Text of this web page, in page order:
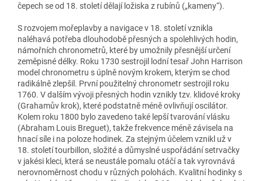
čepech se od 18. století dělají ložiska z rubínů („kameny“).
S rozvojem mořeplavby a navigace v 18. století vznikla
naléhavá potřeba dlouhodobě přesných a spolehlivých hodin,
námořních chronometrů, které by umožnily přesnější určení
zeměpisné délky. Roku 1730 sestrojil lodní tesař John Harrison
model chronometru s úplně novým krokem, kterým se chod
radikálně zlepšil. První použitelný chronometr sestrojil roku
1760. V dalším vývoji přesných hodin vznikly tzv. klidové kroky
(Grahamův krok), které podstatně méně ovlivňují oscilátor.
Kolem roku 1800 bylo zavedeno také lepší tvarování vlásku
(Abraham Louis Breguet), takže frekvence méně závisela na
hnací síle i na poloze hodinek. Za stejným účelem vznikl už v
18. století tourbillon, složité a důmyslné uspořádání setrvačky
v jakési kleci, která se neustále pomalu otáčí a tak vyrovnává
nerovnoměrnost chodu v různých polohách. Kvalitní hodinky s